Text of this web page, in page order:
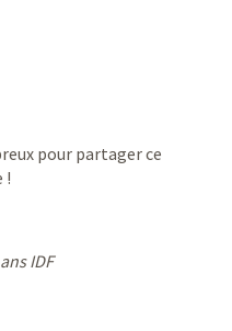
pour partager ce
!
IDF